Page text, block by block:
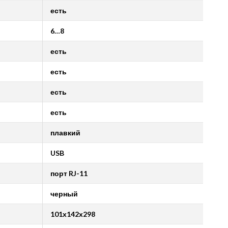
есть
6…8
есть
есть
есть
есть
плавкий
USB
порт RJ-11
черный
101х142х298